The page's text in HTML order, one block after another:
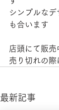
シンプルなデ
も合います
店頭にて販売
売り切れの際
最新記事